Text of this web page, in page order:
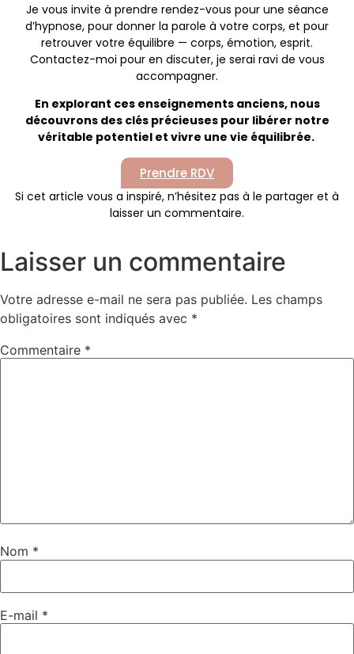
Je vous invite à prendre rendez-vous pour une séance
d’hypnose, pour donner la parole à votre corps, et pour
retrouver votre équilibre — corps, émotion, esprit.
Contactez-moi pour en discuter, je serai ravi de vous
accompagner.
En explorant ces enseignements anciens, nous
découvrons des clés précieuses pour libérer notre
véritable potentiel et vivre une vie équilibrée.
Prendre RDV
Si cet article vous a inspiré, n’hésitez pas à le partager et à
laisser un commentaire.
Laisser un commentaire
Votre adresse e-mail ne sera pas publiée. Les champs
obligatoires sont indiqués avec *
Commentaire *
Nom *
E-mail *